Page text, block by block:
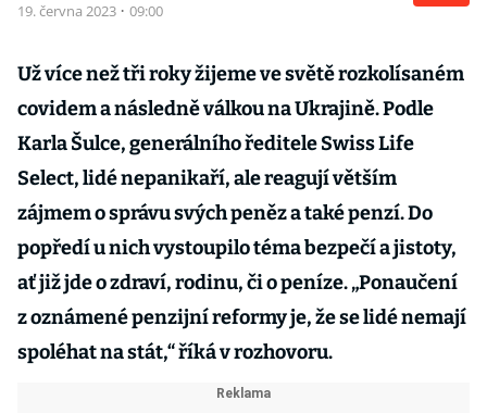
19. června 2023 · 09:00
Už více než tři roky žijeme ve světě rozkolísaném
covidem a následně válkou na Ukrajině. Podle
Karla Šulce, generálního ředitele Swiss Life
Select, lidé nepanikaří, ale reagují větším
zájmem o správu svých peněz a také penzí. Do
popředí u nich vystoupilo téma bezpečí a jistoty,
ať již jde o zdraví, rodinu, či o peníze. „Ponaučení
z oznámené penzijní reformy je, že se lidé nemají
spoléhat na stát,“ říká v rozhovoru.